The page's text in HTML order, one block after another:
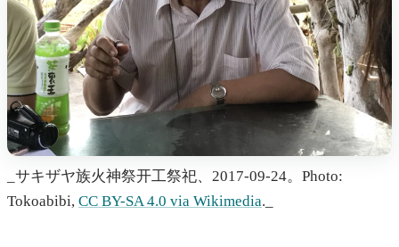
_サキザヤ族火神祭开工祭祀、2017-09-24。Photo:
Tokoabibi, CC BY-SA 4.0 via Wikimedia._